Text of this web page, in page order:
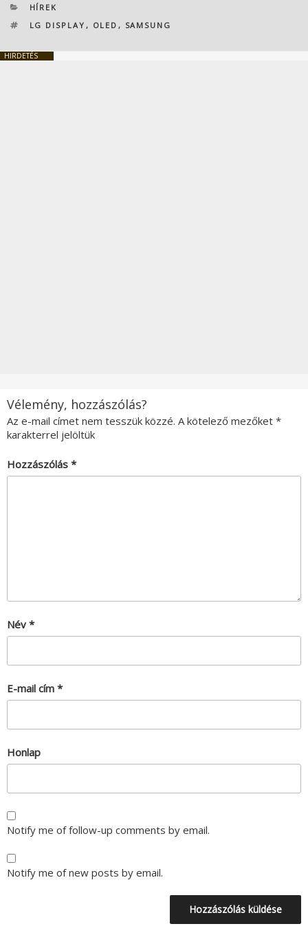
KATEGÓRIÁK
HÍREK
CÍMKÉK
LG DISPLAY , OLED , SAMSUNG
HIRDETÉS
Vélemény, hozzászólás?
Az e-mail címet nem tesszük közzé. A kötelező mezőket *
karakterrel jelöltük
Hozzászólás *
Név *
E-mail cím *
Honlap
Notify me of follow-up comments by email.
Notify me of new posts by email.